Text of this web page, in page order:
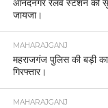
आनंदनगर रेलवे स्टेशन की
जायजा।
MAHARAJGANJ
महराजगंज पुलिस की बड़ी
गिरफ्तार।
MAHARAJGANJ